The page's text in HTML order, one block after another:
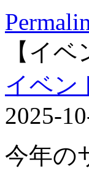
【イ
イベン
2025-
今年の